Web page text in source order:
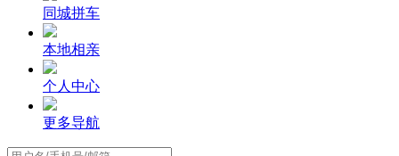
同城拼车
本地相亲
个人中心
更多导航